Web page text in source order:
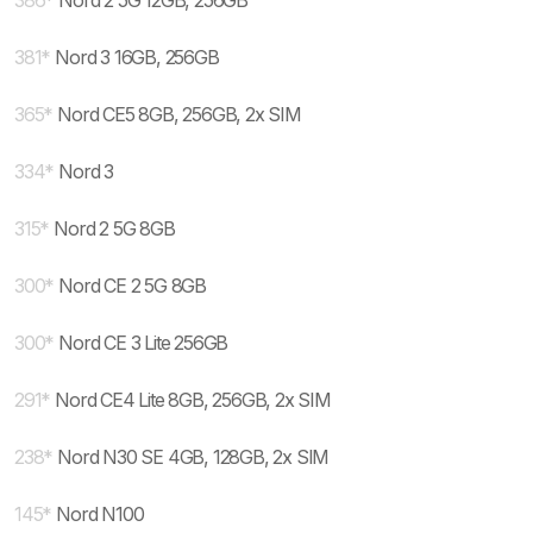
381* Nord 3 16GB, 256GB
365* Nord CE5 8GB, 256GB, 2x SIM
334* Nord 3
315* Nord 2 5G 8GB
300* Nord CE 2 5G 8GB
300* Nord CE 3 Lite 256GB
291* Nord CE4 Lite 8GB, 256GB, 2x SIM
238* Nord N30 SE 4GB, 128GB, 2x SIM
145* Nord N100